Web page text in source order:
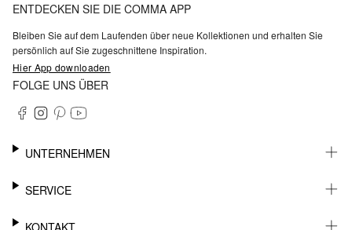
ENTDECKEN SIE DIE COMMA APP
Bleiben Sie auf dem Laufenden über neue Kollektionen und erhalten Sie
persönlich auf Sie zugeschnittene Inspiration.
Hier App downloaden
FOLGE UNS ÜBER
UNTERNEHMEN
KARRIERE
BARRIEREFREIHEIT
SERVICE
WHATSAPP
KONTAKT